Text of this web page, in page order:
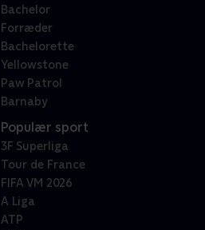
Bachelor
Forræder
Bachelorette
Yellowstone
Paw Patrol
Barnaby
Populær sport
3F Superliga
Tour de France
FIFA VM 2026
A Liga
ATP